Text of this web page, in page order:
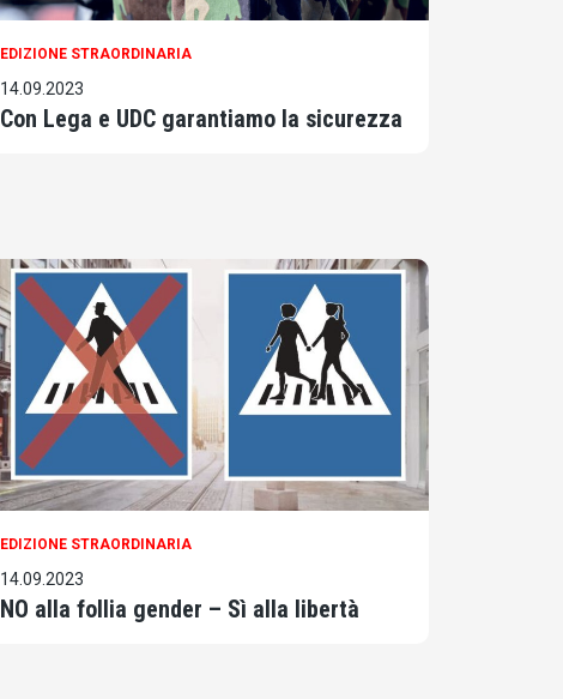
EDIZIONE STRAORDINARIA
14.09.2023
Con Lega e UDC garantiamo la sicurezza
EDIZIONE STRAORDINARIA
14.09.2023
NO alla follia gender – Sì alla libertà